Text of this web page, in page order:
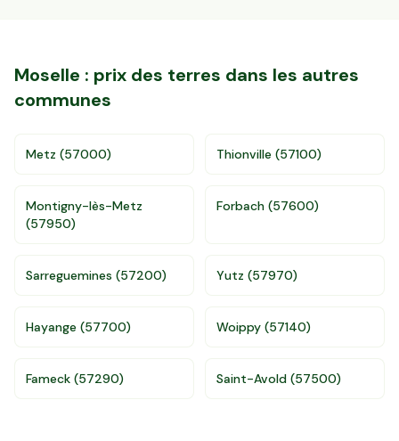
Moselle : prix des terres dans les autres
communes
Metz (57000) Thionville (57100)
Montigny-lès-Metz
(57950)
Forbach (57600)
Sarreguemines (57200) Yutz (57970)
Hayange (57700) Woippy (57140)
Fameck (57290) Saint-Avold (57500)
96 departements